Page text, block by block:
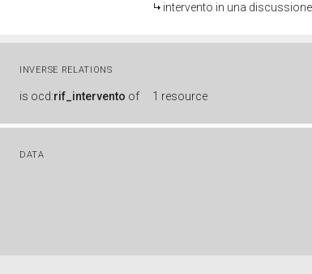
intervento in una discussione
INVERSE RELATIONS
is ocd:rif_intervento of 1 resource
DATA